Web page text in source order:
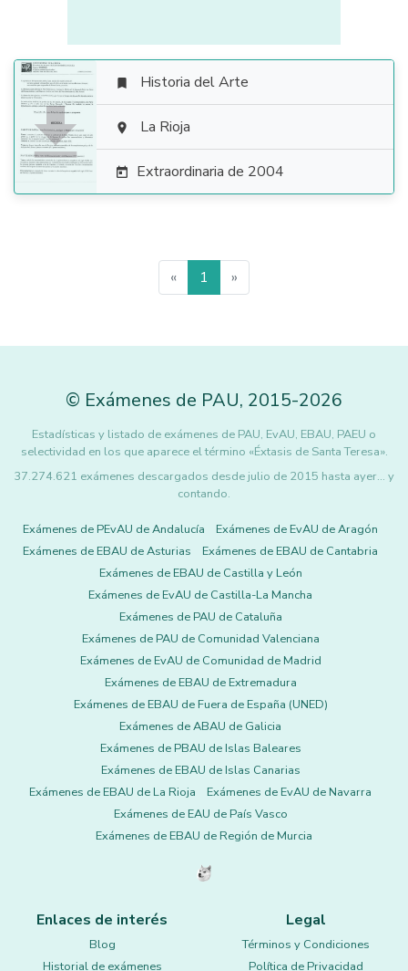

 Historia del Arte
 La Rioja
 Extraordinaria de 2004
« 1 »
© Exámenes de PAU, 2015-2026
Estadísticas y listado de exámenes de PAU, EvAU, EBAU, PAEU o
selectividad en los que aparece el término «Éxtasis de Santa Teresa».
37.274.621 exámenes descargados desde julio de 2015 hasta ayer... y
contando.
Exámenes de PEvAU de Andalucía
Exámenes de EvAU de Aragón
Exámenes de EBAU de Asturias
Exámenes de EBAU de Cantabria
Exámenes de EBAU de Castilla y León
Exámenes de EvAU de Castilla-La Mancha
Exámenes de PAU de Cataluña
Exámenes de PAU de Comunidad Valenciana
Exámenes de EvAU de Comunidad de Madrid
Exámenes de EBAU de Extremadura
Exámenes de EBAU de Fuera de España (UNED)
Exámenes de ABAU de Galicia
Exámenes de PBAU de Islas Baleares
Exámenes de EBAU de Islas Canarias
Exámenes de EBAU de La Rioja
Exámenes de EvAU de Navarra
Exámenes de EAU de País Vasco
Exámenes de EBAU de Región de Murcia
Enlaces de interés
Blog
Historial de exámenes
Legal
Términos y Condiciones
Política de Privacidad